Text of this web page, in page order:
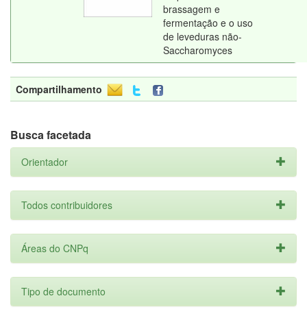
brassagem e
fermentação e o uso
de leveduras não-
Saccharomyces
Compartilhamento
Busca facetada
Orientador
Todos contribuidores
Áreas do CNPq
Tipo de documento